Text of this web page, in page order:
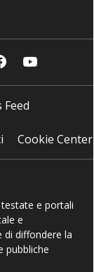
Feed
Cookie Center
e portali
e
di diffondere la
pubbliche